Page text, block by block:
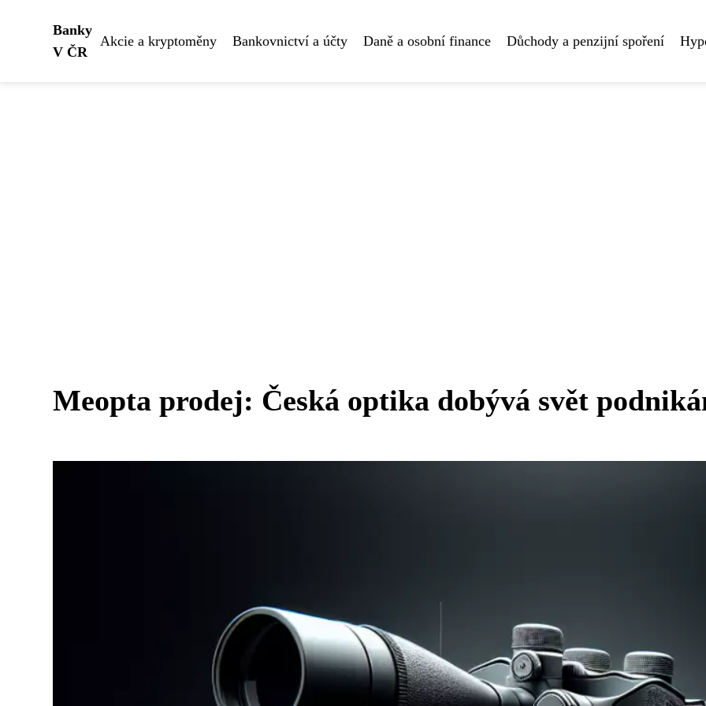
Banky
V ČR
Akcie a kryptoměny Bankovnictví a účty Daně a osobní finance Důchody a penzijní spoření
Meopta prodej: Česká optika dobývá svět